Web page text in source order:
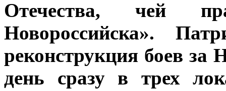
Отечества, чей
Новороссийска».
реконструкция боев за
день сразу в трех